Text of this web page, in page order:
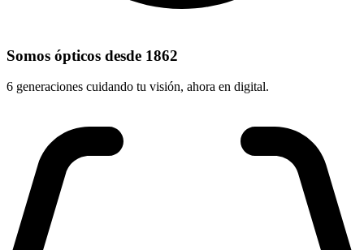
Somos ópticos desde 1862
6 generaciones cuidando tu visión, ahora en digital.